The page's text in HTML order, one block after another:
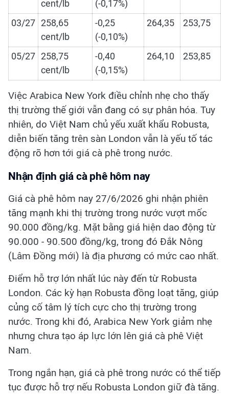
cent/lb
(-0,17%)
03/27 258,65
cent/lb
-0,25
(-0,10%)
264,35 253,75
05/27 258,75
cent/lb
-0,40
(-0,15%)
264,10 253,85
Việc Arabica New York điều chỉnh nhẹ cho thấy
thị trường thế giới vẫn đang có sự phân hóa. Tuy
nhiên, do Việt Nam chủ yếu xuất khẩu Robusta,
diễn biến tăng trên sàn London vẫn là yếu tố tác
động rõ hơn tới giá cà phê trong nước.
Nhận định giá cà phê hôm nay
Giá cà phê hôm nay 27/6/2026 ghi nhận phiên
tăng mạnh khi thị trường trong nước vượt mốc
90.000 đồng/kg. Mặt bằng giá hiện dao động từ
90.000 - 90.500 đồng/kg, trong đó Đắk Nông
(Lâm Đồng mới) là địa phương có mức cao nhất.
Điểm hỗ trợ lớn nhất lúc này đến từ Robusta
London. Các kỳ hạn Robusta đồng loạt tăng, giúp
củng cố tâm lý tích cực cho thị trường trong
nước. Trong khi đó, Arabica New York giảm nhẹ
nhưng chưa tạo áp lực lớn lên giá cà phê Việt
Nam.
Trong ngắn hạn, giá cà phê trong nước có thể tiếp
tục được hỗ trợ nếu Robusta London giữ đà tăng.